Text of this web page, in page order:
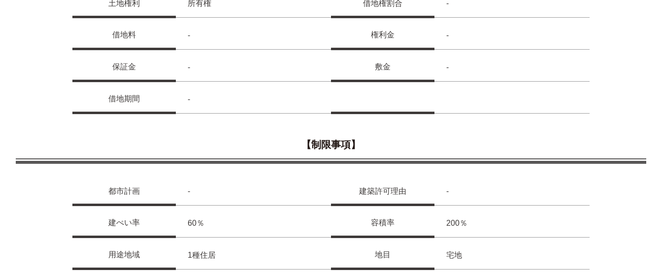
土地権利 所有権 借地権割合 -
借地料 - 権利金 -
保証金 - 敷金 -
借地期間 -
【制限事項】
都市計画 - 建築許可理由 -
建ぺい率 60％ 容積率 200％
用途地域 1種住居 地目 宅地